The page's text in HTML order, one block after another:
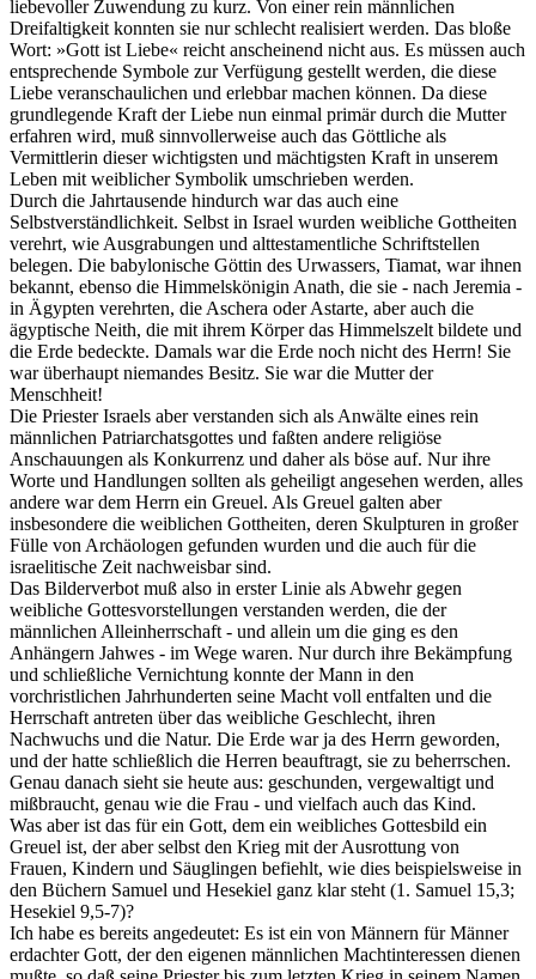
liebevoller Zuwendung zu kurz. Von einer rein männlichen
Dreifaltigkeit konnten sie nur schlecht realisiert werden. Das bloße
Wort: »Gott ist Liebe« reicht anscheinend nicht aus. Es müssen auch
entsprechende Symbole zur Verfügung gestellt werden, die diese
Liebe veranschaulichen und erlebbar machen können. Da diese
grundlegende Kraft der Liebe nun einmal primär durch die Mutter
erfahren wird, muß sinnvollerweise auch das Göttliche als
Vermittlerin dieser wichtigsten und mächtigsten Kraft in unserem
Leben mit weiblicher Symbolik umschrieben werden.
Durch die Jahrtausende hindurch war das auch eine
Selbstverständlichkeit. Selbst in Israel wurden weibliche Gottheiten
verehrt, wie Ausgrabungen und alttestamentliche Schriftstellen
belegen. Die babylonische Göttin des Urwassers, Tiamat, war ihnen
bekannt, ebenso die Himmelskönigin Anath, die sie - nach Jeremia -
in Ägypten verehrten, die Aschera oder Astarte, aber auch die
ägyptische Neith, die mit ihrem Körper das Himmelszelt bildete und
die Erde bedeckte. Damals war die Erde noch nicht des Herrn! Sie
war überhaupt niemandes Besitz. Sie war die Mutter der
Menschheit!
Die Priester Israels aber verstanden sich als Anwälte eines rein
männlichen Patriarchatsgottes und faßten andere religiöse
Anschauungen als Konkurrenz und daher als böse auf. Nur ihre
Worte und Handlungen sollten als geheiligt angesehen werden, alles
andere war dem Herrn ein Greuel. Als Greuel galten aber
insbesondere die weiblichen Gottheiten, deren Skulpturen in großer
Fülle von Archäologen gefunden wurden und die auch für die
israelitische Zeit nachweisbar sind.
Das Bilderverbot muß also in erster Linie als Abwehr gegen
weibliche Gottesvorstellungen verstanden werden, die der
männlichen Alleinherrschaft - und allein um die ging es den
Anhängern Jahwes - im Wege waren. Nur durch ihre Bekämpfung
und schließliche Vernichtung konnte der Mann in den
vorchristlichen Jahrhunderten seine Macht voll entfalten und die
Herrschaft antreten über das weibliche Geschlecht, ihren
Nachwuchs und die Natur. Die Erde war ja des Herrn geworden,
und der hatte schließlich die Herren beauftragt, sie zu beherrschen.
Genau danach sieht sie heute aus: geschunden, vergewaltigt und
mißbraucht, genau wie die Frau - und vielfach auch das Kind.
Was aber ist das für ein Gott, dem ein weibliches Gottesbild ein
Greuel ist, der aber selbst den Krieg mit der Ausrottung von
Frauen, Kindern und Säuglingen befiehlt, wie dies beispielsweise in
den Büchern Samuel und Hesekiel ganz klar steht (1. Samuel 15,3;
Hesekiel 9,5-7)?
Ich habe es bereits angedeutet: Es ist ein von Männern für Männer
erdachter Gott, der den eigenen männlichen Machtinteressen dienen